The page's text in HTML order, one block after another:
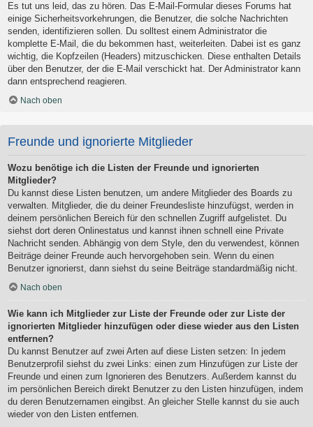
Es tut uns leid, das zu hören. Das E-Mail-Formular dieses Forums hat
einige Sicherheitsvorkehrungen, die Benutzer, die solche Nachrichten
senden, identifizieren sollen. Du solltest einem Administrator die
komplette E-Mail, die du bekommen hast, weiterleiten. Dabei ist es ganz
wichtig, die Kopfzeilen (Headers) mitzuschicken. Diese enthalten Details
über den Benutzer, der die E-Mail verschickt hat. Der Administrator kann
dann entsprechend reagieren.
Nach oben
Freunde und ignorierte Mitglieder
Wozu benötige ich die Listen der Freunde und ignorierten
Mitglieder?
Du kannst diese Listen benutzen, um andere Mitglieder des Boards zu
verwalten. Mitglieder, die du deiner Freundesliste hinzufügst, werden in
deinem persönlichen Bereich für den schnellen Zugriff aufgelistet. Du
siehst dort deren Onlinestatus und kannst ihnen schnell eine Private
Nachricht senden. Abhängig von dem Style, den du verwendest, können
Beiträge deiner Freunde auch hervorgehoben sein. Wenn du einen
Benutzer ignorierst, dann siehst du seine Beiträge standardmäßig nicht.
Nach oben
Wie kann ich Mitglieder zur Liste der Freunde oder zur Liste der
ignorierten Mitglieder hinzufügen oder diese wieder aus den Listen
entfernen?
Du kannst Benutzer auf zwei Arten auf diese Listen setzen: In jedem
Benutzerprofil siehst du zwei Links: einen zum Hinzufügen zur Liste der
Freunde und einen zum Ignorieren des Benutzers. Außerdem kannst du
im persönlichen Bereich direkt Benutzer zu den Listen hinzufügen, indem
du deren Benutzernamen eingibst. An gleicher Stelle kannst du sie auch
wieder von den Listen entfernen.